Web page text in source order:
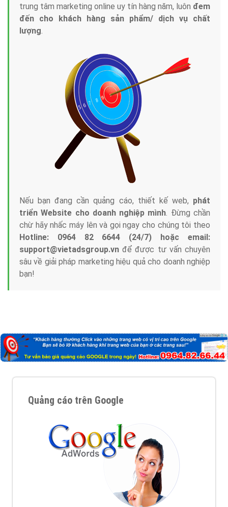
trung tâm marketing online uy tín hàng năm, luôn đem
đến cho khách hàng sản phẩm/ dịch vụ chất
lượng.
Nếu bạn đang cần quảng cáo, thiết kế web, phát
triển Website cho doanh nghiệp mình. Đừng chần
chừ hãy nhấc máy lên và gọi ngay cho chúng tôi theo
Hotline: 0964 82 6644 (24/7) hoặc email:
support@vietadsgroup.vn để được tư vấn chuyên
sâu về giải pháp marketing hiệu quả cho doanh nghiệp
bạn!
Quảng cáo trên Google